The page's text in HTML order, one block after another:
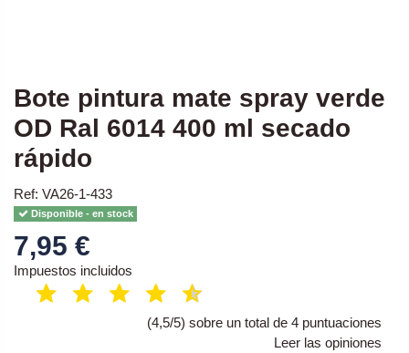
Bote pintura mate spray verde
OD Ral 6014 400 ml secado
rápido
Ref: VA26-1-433
Disponible - en stock
7,95 €
Impuestos incluidos
(4,5/5) sobre un total de 4 puntuaciones
Leer las opiniones